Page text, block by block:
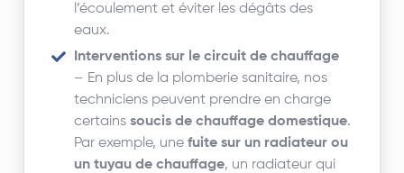
l’écoulement et éviter les dégâts des
eaux.
Interventions sur le circuit de chauffage
– En plus de la plomberie sanitaire, nos
techniciens peuvent prendre en charge
certainssoucis de chauffage domestique.
Par exemple, unefuite sur un radiateur ou
un tuyau de chauffage, un radiateur qui